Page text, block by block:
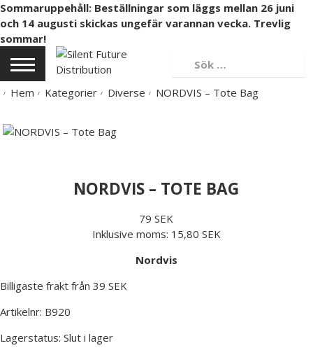
Sommaruppehåll: Beställningar som läggs mellan 26 juni
och 14 augusti skickas ungefär varannan vecka. Trevlig
sommar!
Hem Kategorier Diverse NORDVIS – Tote Bag
NORDVIS – TOTE BAG
79 SEK
Inklusive moms: 15,80 SEK
Nordvis
Billigaste frakt från 39 SEK
Artikelnr: B920
Lagerstatus: Slut i lager